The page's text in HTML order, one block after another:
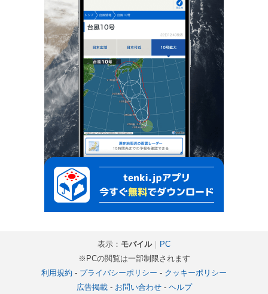
表示： モバイル｜ PC
※PCの閲覧は一部制限されます
利用規約 - プライバシーポリシー - クッキーポリシー
広告掲載- お問い合わせ- ヘルプ